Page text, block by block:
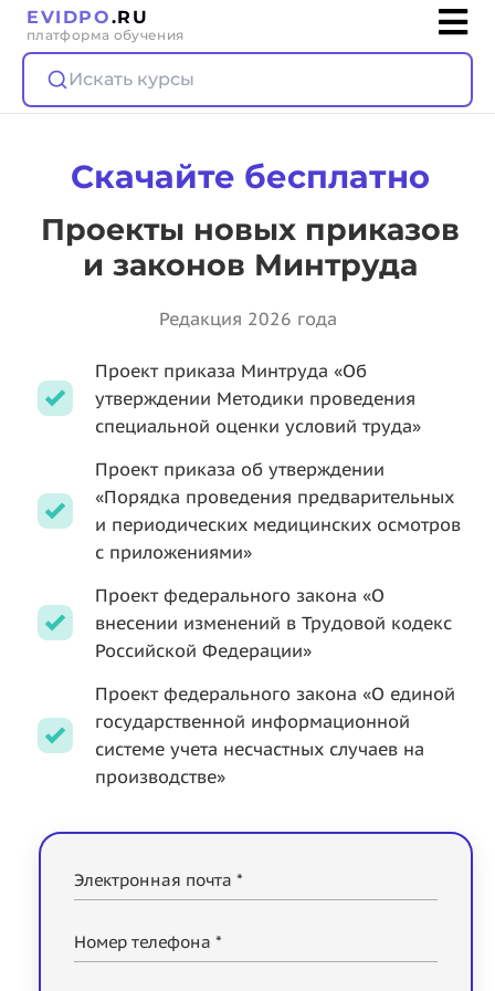
EVIDPO.RU
платформа обучения
Искать курсы
Скачайте бесплатно
Проекты новых приказов
и законов Минтруда
Редакция 2026 года
Проект приказа Минтруда «Об
утверждении Методики проведения
специальной оценки условий труда»
Проект приказа об утверждении
«Порядка проведения предварительных
и периодических медицинских осмотров
с приложениями»
Проект федерального закона «О
внесении изменений в Трудовой кодекс
Российской Федерации»
Проект федерального закона «О единой
государственной информационной
системе учета несчастных случаев на
производстве»
Электронная почта *
Номер телефона *